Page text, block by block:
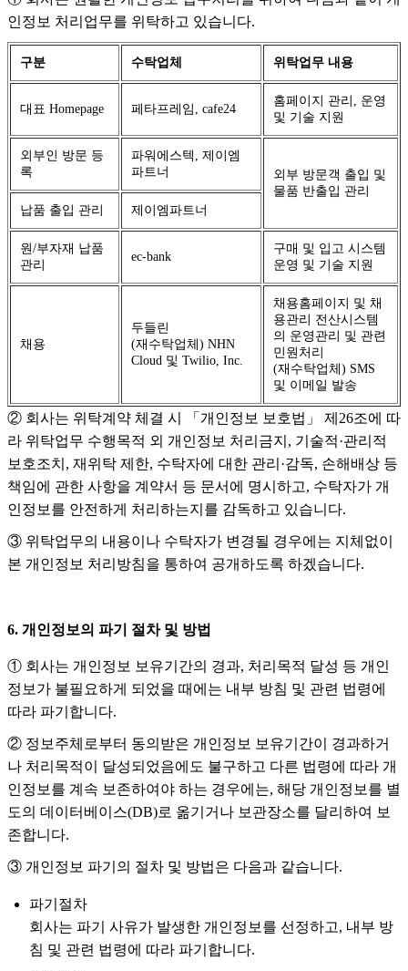
인정보 처리업무를 위탁하고 있습니다.
구분 수탁업체 위탁업무 내용
대표 Homepage 페타프레임, cafe24
홈페이지 관리, 운영
및 기술 지원
외부인 방문 등
록
파워에스텍, 제이엠
파트너
외부 방문객 출입 및
물품 반출입 관리
납품 출입 관리
제이엠파트너
원/부자재 납품
관리
ec-bank
구매 및 입고 시스템
운영 및 기술 지원
채용
두들린
(재수탁업체) NHN
Cloud 및 Twilio, Inc.
채용홈페이지 및 채
용관리 전산시스템
의 운영관리 및 관련
민원처리
(재수탁업체) SMS
및 이메일 발송
② 회사는 위탁계약 체결 시 「개인정보 보호법」 제26조에 따
라 위탁업무 수행목적 외 개인정보 처리금지, 기술적·관리적
보호조치, 재위탁 제한, 수탁자에 대한 관리·감독, 손해배상 등
책임에 관한 사항을 계약서 등 문서에 명시하고, 수탁자가 개
인정보를 안전하게 처리하는지를 감독하고 있습니다.
③ 위탁업무의 내용이나 수탁자가 변경될 경우에는 지체없이
본 개인정보 처리방침을 통하여 공개하도록 하겠습니다.
6. 개인정보의 파기 절차 및 방법
① 회사는 개인정보 보유기간의 경과, 처리목적 달성 등 개인
정보가 불필요하게 되었을 때에는 내부 방침 및 관련 법령에
따라 파기합니다.
② 정보주체로부터 동의받은 개인정보 보유기간이 경과하거
나 처리목적이 달성되었음에도 불구하고 다른 법령에 따라 개
인정보를 계속 보존하여야 하는 경우에는, 해당 개인정보를 별
도의 데이터베이스(DB)로 옮기거나 보관장소를 달리하여 보
존합니다.
③ 개인정보 파기의 절차 및 방법은 다음과 같습니다.
파기절차
회사는 파기 사유가 발생한 개인정보를 선정하고, 내부 방
침 및 관련 법령에 따라 파기합니다.